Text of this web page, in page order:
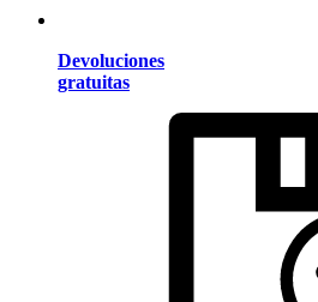
Devoluciones
gratuitas